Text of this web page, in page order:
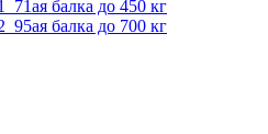
балка до 450 кг
балка до 700 кг